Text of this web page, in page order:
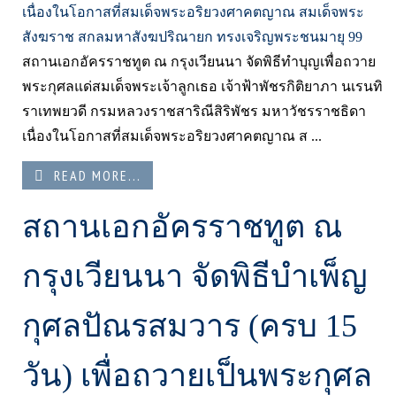
สถานเอกอัครราชทูต ณ กรุงเวียนนา จัดพิธีทำบุญเพื่อถวาย
พระกุศลแด่สมเด็จพระเจ้าลูกเธอ เจ้าฟ้าพัชรกิติยาภา นเรนทิ
ราเทพยวดี กรมหลวงราชสาริณีสิริพัชร มหาวัชรราชธิดา
เนื่องในโอกาสที่สมเด็จพระอริยวงศาคตญาณ ส ...
READ MORE...
สถานเอกอัครราชทูต ณ
กรุงเวียนนา จัดพิธีบำเพ็ญ
กุศลปัณรสมวาร (ครบ 15
วัน) เพื่อถวายเป็นพระกุศล